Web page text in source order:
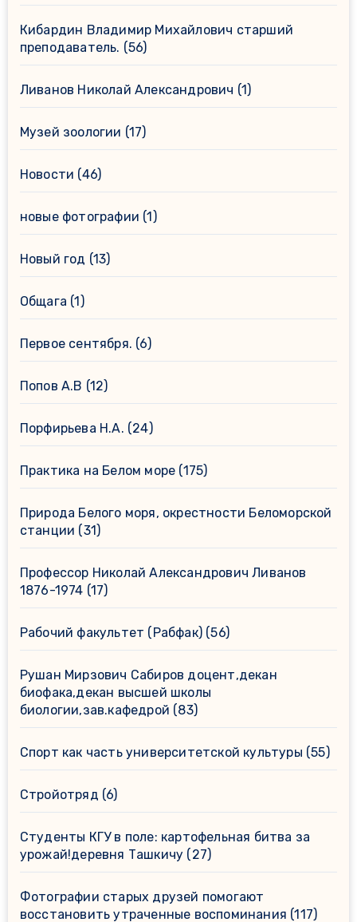
Кибардин Владимир Михайлович старший
преподаватель. (56)
Ливанов Николай Александрович (1)
Музей зоологии (17)
Новости (46)
новые фотографии (1)
Новый год (13)
Общага (1)
Первое сентября. (6)
Попов А.В (12)
Порфирьева Н.А. (24)
Практика на Белом море (175)
Природа Белого моря, окрестности Беломорской
станции (31)
Профессор Николай Александрович Ливанов
1876-1974 (17)
Рабочий факультет (Рабфак)(56)
Рушан Мирзович Сабиров доцент,декан
биофака,декан высшей школы
биологии,зав.кафедрой (83)
Спорт как часть университетской культуры (55)
Стройотряд (6)
Студенты КГУ в поле: картофельная битва за
урожай!деревня Ташкичу (27)
Фотографии старых друзей помогают
восстановить утраченные воспоминания (117)